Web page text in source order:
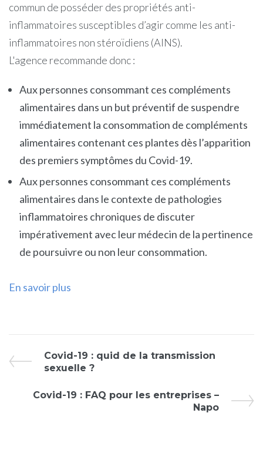
commun de posséder des propriétés anti-
inflammatoires susceptibles d’agir comme les anti-
inflammatoires non stéroïdiens (AINS).
L'agence recommande donc :
Aux personnes consommant ces compléments
alimentaires dans un but préventif de suspendre
immédiatement la consommation de compléments
alimentaires contenant ces plantes dès l’apparition
des premiers symptômes du Covid-19.
Aux personnes consommant ces compléments
alimentaires dans le contexte de pathologies
inflammatoires chroniques de discuter
impérativement avec leur médecin de la pertinence
de poursuivre ou non leur consommation.
En savoir plus
Covid-19 : quid de la transmission
sexuelle ?
Covid-19 : FAQ pour les entreprises –
Napo